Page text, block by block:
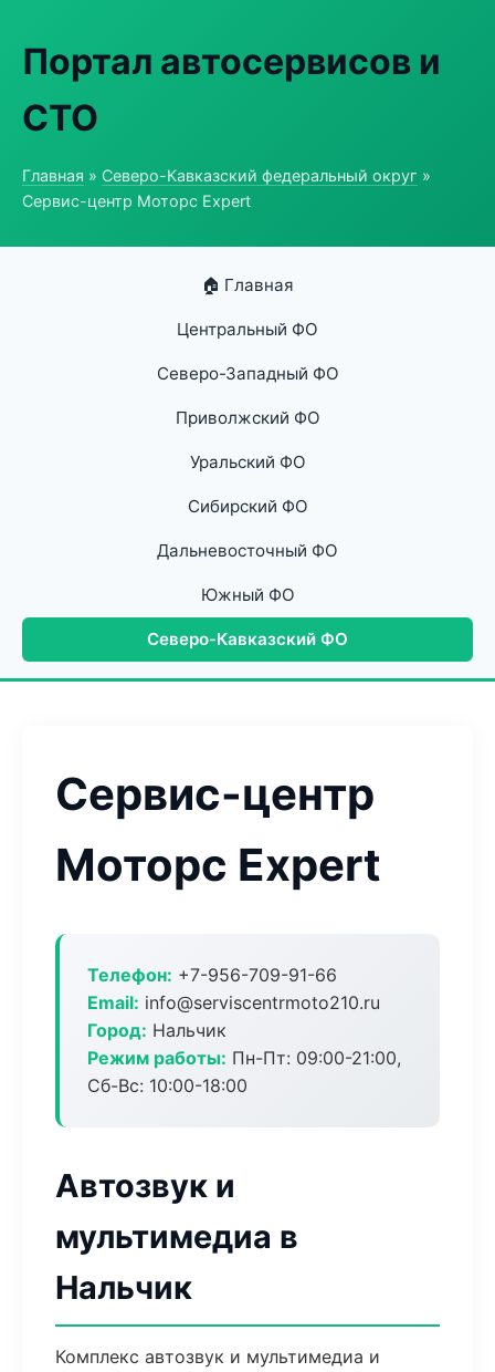
Портал автосервисов и
СТО
Главная » Северо-Кавказский федеральный округ »
Сервис-центр Моторс Expert
🏠 Главная
Центральный ФО
Северо-Западный ФО
Приволжский ФО
Уральский ФО
Сибирский ФО
Дальневосточный ФО
Южный ФО
Северо-Кавказский ФО
Сервис-центр
Моторс Expert
Телефон: +7-956-709-91-66
Email: info@serviscentrmoto210.ru
Город: Нальчик
Режим работы: Пн-Пт: 09:00-21:00,
Сб-Вс: 10:00-18:00
Автозвук и
мультимедиа в
Нальчик
Комплекс автозвук и мультимедиа и